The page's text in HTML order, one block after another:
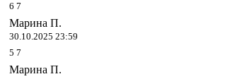
6 7
Марина П.
30.10.2025 23:59
5 7
Марина П.